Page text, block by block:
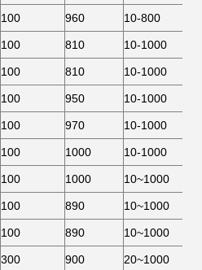
100 960 10-800
100 810 10-1000
100 810 10-1000
100 950 10-1000
100 970 10-1000
100 1000 10-1000
100 1000 10~1000
100 890 10~1000
100 890 10~1000
300 900 20~1000